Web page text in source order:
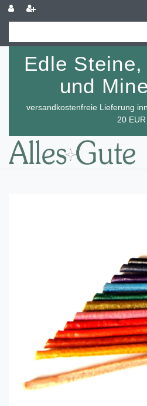
Edle
und
versandkostenfreie Lieferung
20 EUR